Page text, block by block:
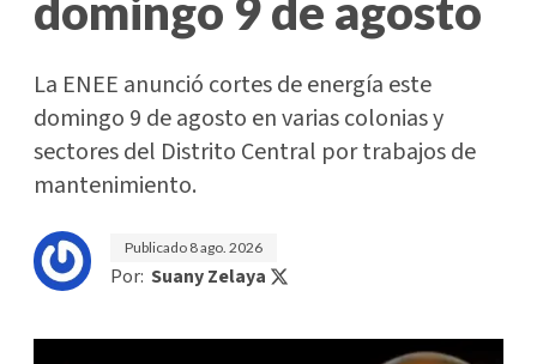
domingo 9 de agosto
La ENEE anunció cortes de energía este
domingo 9 de agosto en varias colonias y
sectores del Distrito Central por trabajos de
mantenimiento.
Publicado 8 ago. 2026
Por: Suany Zelaya